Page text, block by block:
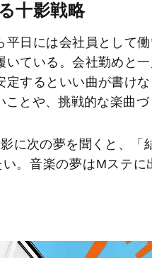
十影戦略
平日には会社員として
いている。会社勤めと
定するといい曲が書け
とや、挑戦的な楽曲
に次の夢を聞くと、「
。音楽の夢はMステ